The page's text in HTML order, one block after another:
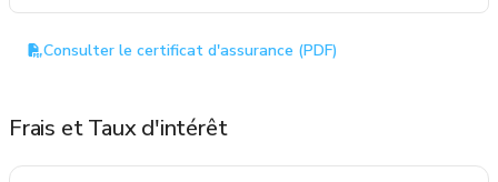
Consulter le certificat d'assurance (PDF)
Frais et Taux d'intérêt